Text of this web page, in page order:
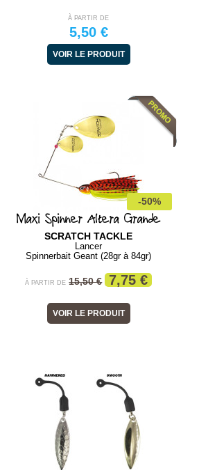
À PARTIR DE
5,50 €
VOIR LE PRODUIT
-50%
Maxi Spinner Altera Grande
SCRATCH TACKLE
Lancer
Spinnerbait Geant (28gr à 84gr)
À PARTIR DE 15,50 € 7,75 €
VOIR LE PRODUIT